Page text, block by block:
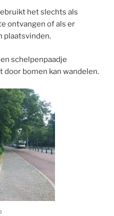
het slechts als
ontvangen of als er
plaatsvinden.
schelpenpaadje
door bomen kan wandelen.